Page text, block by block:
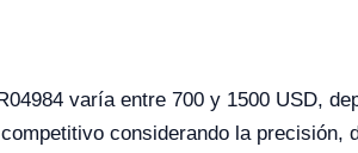
varía entre 700 y 1500 USD,
considerando la